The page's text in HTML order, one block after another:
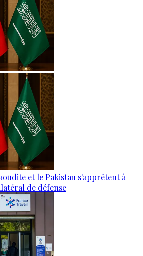
et le Pakistan s'apprêtent à
de défense